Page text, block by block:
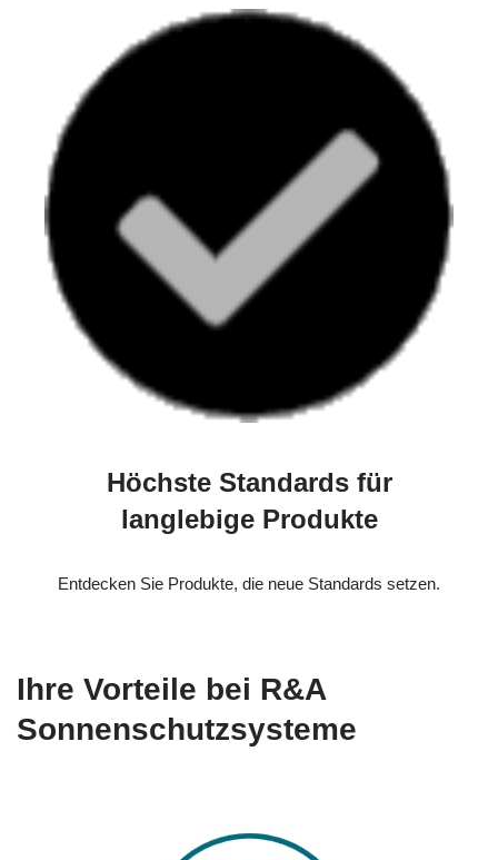
Höchste Standards für
langlebige Produkte
Entdecken Sie Produkte, die neue Standards setzen.
Ihre Vorteile bei R&A
Sonnenschutzsysteme